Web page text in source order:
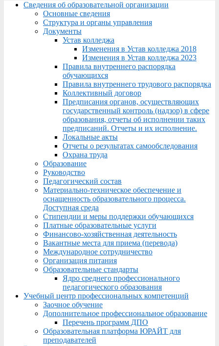
Menu
Сведения об образовательной организации
Основные сведения
Структура и органы управления
Документы
Устав колледжа
Изменения в Устав колледжа 2018
Изменения в Устав колледжа 2023
Правила внутреннего распорядка
обучающихся
Правила внутреннего трудового распорядка
Коллективный договор
Предписания органов, осуществляющих
государственный контроль (надзор) в сфере
образования, отчеты об исполнении таких
предписаний. Отчеты и их исполнение.
Локальные акты
Отчеты о результатах самообследования
Охрана труда
Образование
Руководство
Педагогический состав
Материально-техническое обеспечение и
оснащенность образовательного процесса.
Доступная среда
Стипендии и меры поддержки обучающихся
Платные образовательные услуги
Финансово-хозяйственная деятельность
Вакантные места для приема (перевода)
Международное сотрудничество
Организация питания
Образовательные стандарты
Ядро среднего профессионального
педагогического образования
Учебный центр профессиональных компетенций
Заочное обучение
Дополнительное профессиональное образование
Перечень программ ДПО
Образовательная платформа ЮРАЙТ для
преподавателей